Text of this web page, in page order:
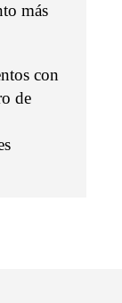
más
con
de